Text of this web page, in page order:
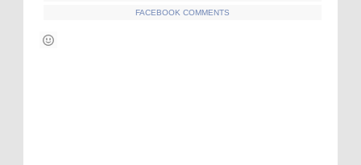
FACEBOOK COMMENTS